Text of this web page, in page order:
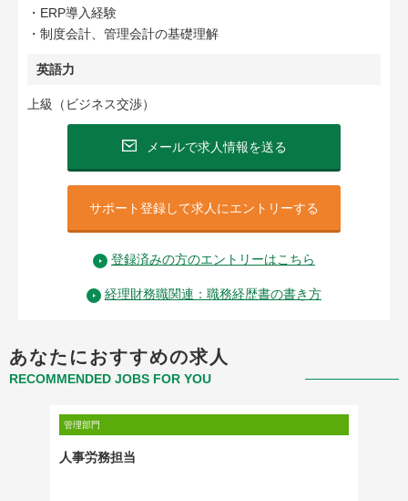
・ERP導入経験
・制度会計、管理会計の基礎理解
英語力
上級（ビジネス交渉）
メールで求人情報を送る
サポート登録して求人にエントリーする
登録済みの方のエントリーはこちら
経理財務職関連：職務経歴書の書き方
あなたにおすすめの求人
RECOMMENDED JOBS FOR YOU
管理部門
人事労務担当